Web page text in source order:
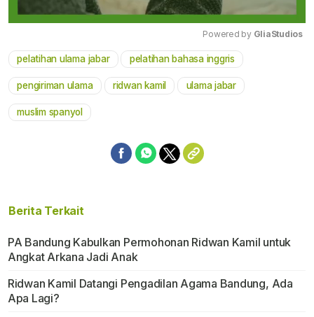
Powered by GliaStudios
pelatihan ulama jabar pelatihan bahasa inggris
pengiriman ulama ridwan kamil ulama jabar
muslim spanyol
Berita Terkait
PA Bandung Kabulkan Permohonan Ridwan Kamil untuk
Angkat Arkana Jadi Anak
Ridwan Kamil Datangi Pengadilan Agama Bandung, Ada
Apa Lagi?